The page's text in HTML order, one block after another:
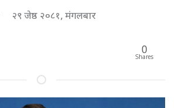
२९ जेष्ठ २०८१, मंगलबार
0
Shares